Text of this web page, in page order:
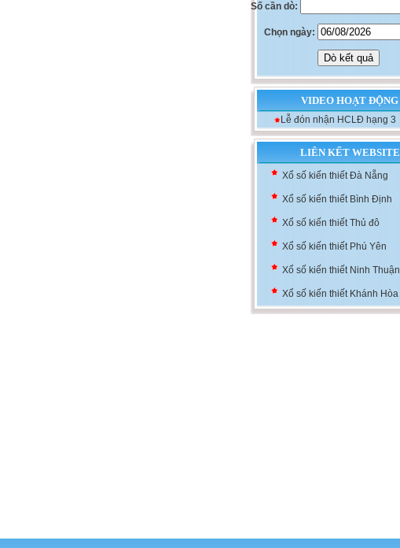
Số cần dò:
Chọn ngày:
VIDEO HOẠT ĐỘNG
Lễ đón nhận HCLĐ hạng 3
LIÊN KẾT WEBSITE
Xổ số kiến thiết Khánh Hòa
Xổ số kiến thiết Đà Nẵng
Xổ số kiến thiết Bình Định
Xổ số kiến thiết Thủ đô
Xổ số kiến thiết Phú Yên
Xổ số kiến thiết Ninh Thuận
Xổ số kiến thiết Khánh Hòa
Xổ số kiến thiết Đà Nẵng